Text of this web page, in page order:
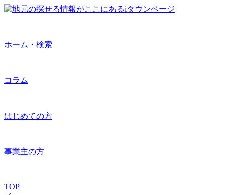
ホーム・検索
コラム
はじめての方
事業主の方
TOP